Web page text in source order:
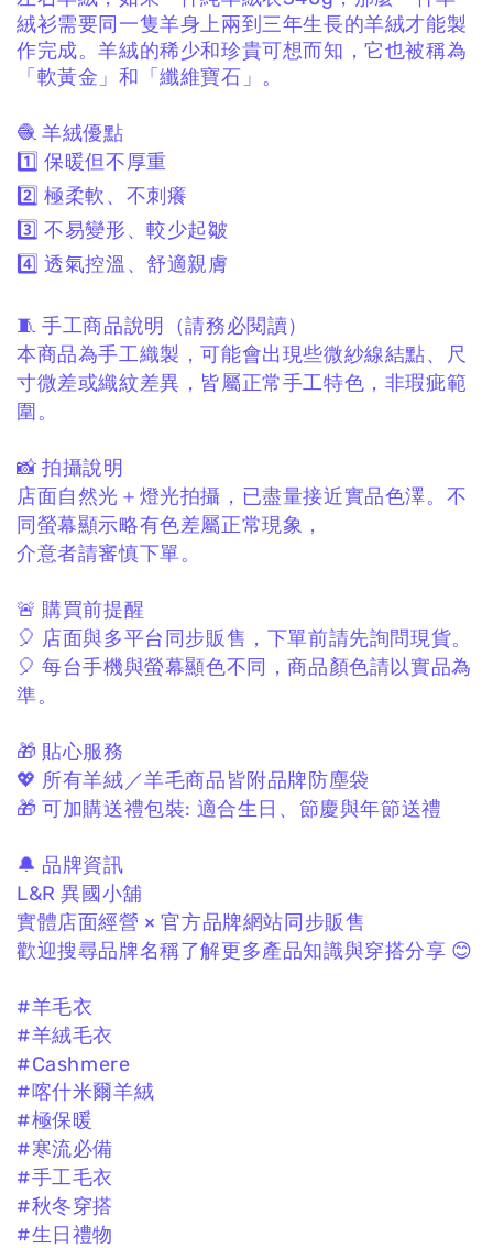
絨衫需要同一隻羊身上兩到三年生長的羊絨才能製
作完成。羊絨的稀少和珍貴可想而知，它也被稱為
「軟黃金」和「纖維寶石」。
🧶 羊絨優點
1️⃣ 保暖但不厚重
2️⃣ 極柔軟、不刺癢
3️⃣ 不易變形、較少起皺
4️⃣ 透氣控溫、舒適親膚
🧵 手工商品說明（請務必閱讀）
本商品為手工織製，可能會出現些微紗線結點、
尺
寸微差或織紋差異， 皆屬正常手工特色，非瑕疵範
圍。
📸 拍攝說明
店面自然光＋燈光拍攝， 已盡量接近實品色澤。 不
同螢幕顯示略有色差屬正常現象，
介意者請審慎下單。
🚨 購買前提醒
🎈 店面與多平台同步販售， 下單前請先詢問現貨。
🎈 每台手機與螢幕顯色不同，商品顏色請以實品為
準。
🎁 貼心服務
💖 所有羊絨／羊毛商品皆附品牌防塵袋
🎁 可加購送禮包裝: 適合生日、節慶與年節送禮
🔔 品牌資訊
L&R 異國小舖
實體店面經營 × 官方品牌網站同步販售
歡迎搜尋品牌名稱了解更多產品知識與穿搭分享 😊
#羊毛衣
#羊絨毛衣
#Cashmere
#喀什米爾羊絨
#極保暖
#寒流必備
#手工毛衣
#秋冬穿搭
#生日禮物